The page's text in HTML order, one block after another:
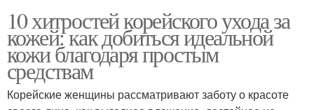
10 хитростей корейского ухода за
кожей: как добиться идеальной
кожи благодаря простым
средствам
Корейские женщины рассматривают заботу о красоте